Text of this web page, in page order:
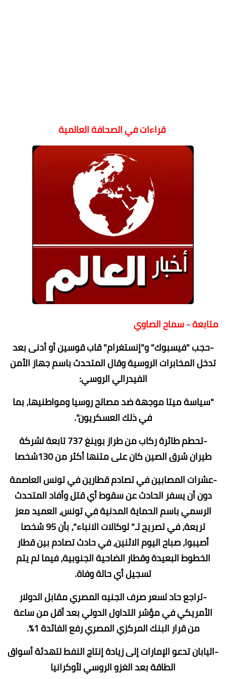
قراءات في الصحافة العالمية
متابعة - سماح الصاوي
-حجب "فيسبوك" و"إنستغرام" قاب قوسين أو أدنى بعد
تدخل المخابرات الروسية وقال المتحدث باسم جهاز الأمن
الفيدرالي الروسي:
"سياسة ميتا موجهة ضد مصالح روسيا ومواطنيها، بما
في ذلك العسكريون".
-تحطم طائرة ركاب من طراز بوينغ 737 تابعة لشركة
طيران شرق الصين كان على متنها أكثر من 130شخصا
-عشرات المصابين في تصادم قطارين في تونس العاصمة
دون أن يسفر الحادث عن سقوط أي قتل وأفاد المتحدث
الرسمي باسم الحماية المدنية في تونس، العميد معز
تريعة، في تصريح لـ" لوكالات الانباء"، بأن 95 شخصا
أصيبوا، صباح اليوم الاثنين، في حادث تصادم بين قطار
الخطوط البعيدة وقطار الضاحية الجنوبية، فيما لم يتم
تسجيل أي حالة وفاة.
-تراجع حاد لسعر صرف الجنيه المصري مقابل الدولار
الأمريكي في مؤشر التداول الدولي بعد أقل من ساعة
من قرار البنك المركزي المصري رفع الفائدة 1%.
-اليابان تدعو الإمارات إلى زيادة إنتاج النفط لتهدئة أسواق
الطاقة بعد الغزو الروسي لأوكرانيا